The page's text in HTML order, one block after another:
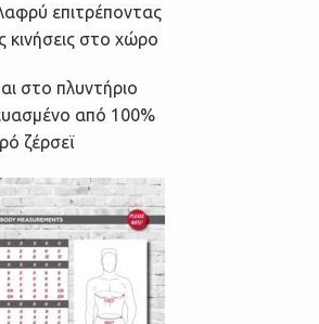
επιτρέποντας
κινήσεις στο χώρο
στο πλυντήριο
από 100%
ζέρσεϊ